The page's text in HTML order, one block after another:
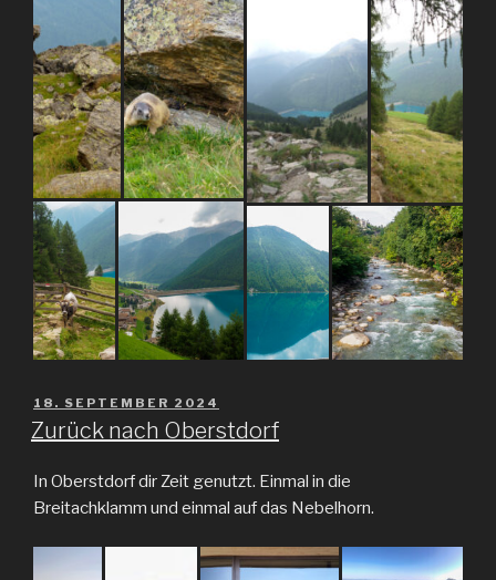
VERÖFFENTLICHT
AM
18. SEPTEMBER 2024
Zurück nach Oberstdorf
In Oberstdorf dir Zeit genutzt. Einmal in die
Breitachklamm und einmal auf das Nebelhorn.